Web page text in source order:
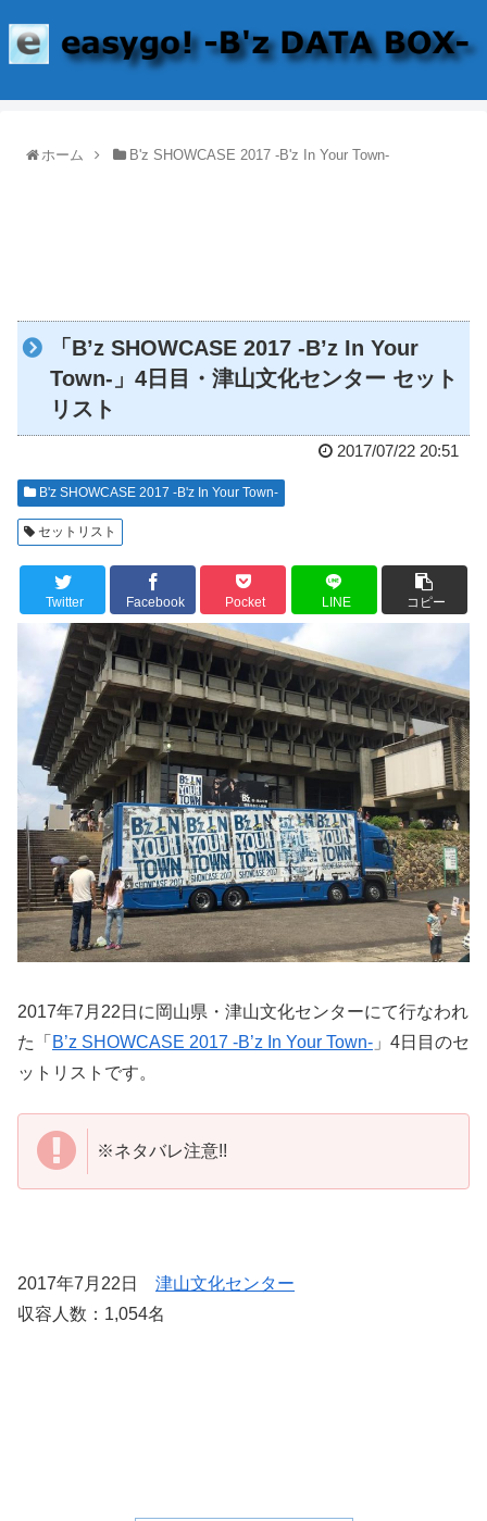
ホーム B'z SHOWCASE 2017 -B'z In Your Town-
「B’z SHOWCASE 2017 -B’z In Your
Town-」4日目・津山文化センター セット
リスト
2017/07/22 20:51
B'z SHOWCASE 2017 -B'z In Your Town-
セットリスト
Twitter Facebook Pocket LINE コピー
2017年7月22日に岡山県・津山文化センターにて行なわれ
た「 B’z SHOWCASE 2017 -B’z In Your Town- 」4日目のセ
ットリストです。
※ネタバレ注意!!
2017年7月22日 津山文化センター
収容人数：1,054名